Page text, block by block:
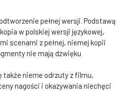
pełnej wersji. Podstawą
w polskiej wersji językowej,
scenami z pełnej, niemej kopii
nie mają dźwięku
także nieme odrzuty z filmu,
nagości i okazywania niechęci